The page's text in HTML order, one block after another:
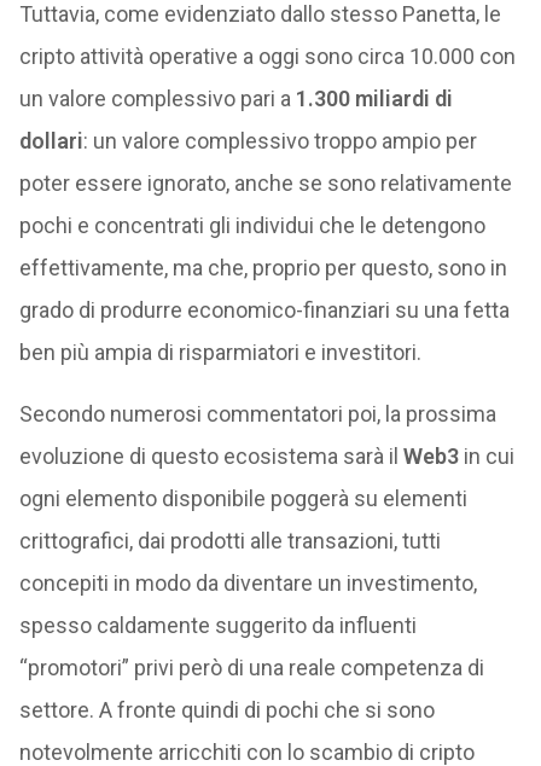
Tuttavia, come evidenziato dallo stesso Panetta, le
cripto attività operative a oggi sono circa 10.000 con
un valore complessivo pari a 1.300 miliardi di
dollari: un valore complessivo troppo ampio per
poter essere ignorato, anche se sono relativamente
pochi e concentrati gli individui che le detengono
effettivamente, ma che, proprio per questo, sono in
grado di produrre economico-finanziari su una fetta
ben più ampia di risparmiatori e investitori.
Secondo numerosi commentatori poi, la prossima
evoluzione di questo ecosistema sarà il Web3in cui
ogni elemento disponibile poggerà su elementi
crittografici, dai prodotti alle transazioni, tutti
concepiti in modo da diventare un investimento,
spesso caldamente suggerito da influenti
“promotori” privi però di una reale competenza di
settore. A fronte quindi di pochi che si sono
notevolmente arricchiti con lo scambio di cripto